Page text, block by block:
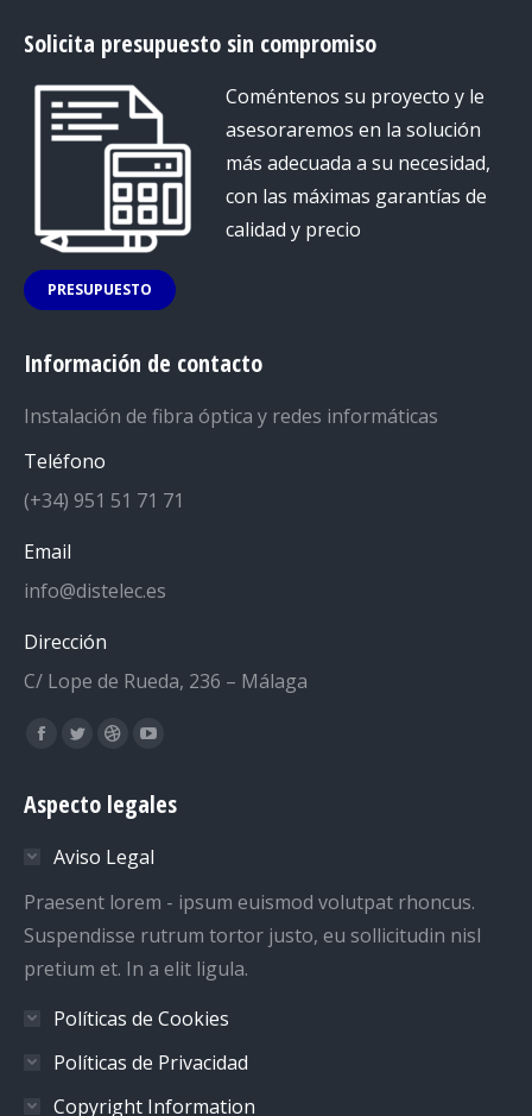
Solicita presupuesto sin compromiso
Coméntenos su proyecto y le
asesoraremos en la solución
más adecuada a su necesidad,
con las máximas garantías de
calidad y precio
PRESUPUESTO
Información de contacto
Instalación de fibra óptica y redes informáticas
Teléfono
(+34) 951 51 71 71
Email
info@distelec.es
Dirección
C/ Lope de Rueda, 236 – Málaga
Encuéntranos en:
Facebook
opens
new
window
Twitter
opens
new
window
Dribbble
opens
new
window
YouTube
opens
new
window
Aspecto legales
Aviso Legal
Praesent lorem - ipsum euismod volutpat rhoncus.
Suspendisse rutrum tortor justo, eu sollicitudin nisl
pretium et. In a elit ligula.
Políticas de Cookies
Políticas de Privacidad
Copyright Information